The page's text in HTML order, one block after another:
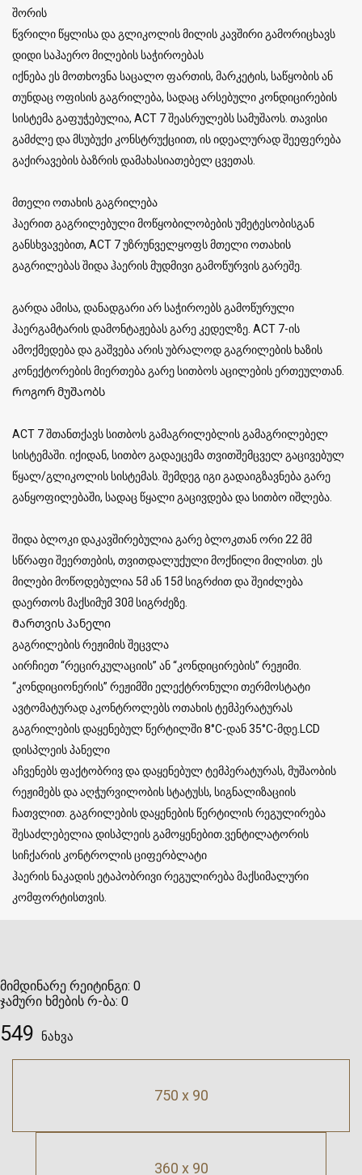
360 x 90
შორის
წვრილი წყლისა და გლიკოლის მილის კავშირი გამორიცხავს
დიდი საჰაერო მილების საჭიროებას
იქნება ეს მოთხოვნა საცალო ფართის, მარკეტის, საწყობის ან
თუნდაც ოფისის გაგრილება, სადაც არსებული კონდიცირების
სისტემა გაფუჭებულია, ACT 7 შეასრულებს სამუშაოს. თავისი
გამძლე და მსუბუქი კონსტრუქციით, ის იდეალურად შეეფერება
გაქირავების ბაზრის დამახასიათებელ ცვეთას.
მთელი ოთახის გაგრილება
ჰაერით გაგრილებული მოწყობილობების უმეტესობისგან
განსხვავებით, ACT 7 უზრუნველყოფს მთელი ოთახის
გაგრილებას შიდა ჰაერის მუდმივი გამოწურვის გარეშე.
გარდა ამისა, დანადგარი არ საჭიროებს გამოწურული
ჰაერგამტარის დამონტაჟებას გარე კედელზე. ACT 7-ის
ამოქმედება და გაშვება არის უბრალოდ გაგრილების ხაზის
კონექტორების მიერთება გარე სითბოს აცილების ერთეულთან.
Როგორ მუშაობს
ACT 7 შთანთქავს სითბოს გამაგრილებლის გამაგრილებელ
სისტემაში. იქიდან, სითბო გადაეცემა თვითშემცველ გაცივებულ
წყალ/გლიკოლის სისტემას. შემდეგ იგი გადაიგზავნება გარე
განყოფილებაში, სადაც წყალი გაცივდება და სითბო იშლება.
შიდა ბლოკი დაკავშირებულია გარე ბლოკთან ორი 22 მმ
სწრაფი შეერთების, თვითდალუქული მოქნილი მილისთ. ეს
მილები მოწოდებულია 5მ ან 15მ სიგრძით და შეიძლება
დაერთოს მაქსიმუმ 30მ სიგრძეზე.
Მართვის პანელი
გაგრილების რეჟიმის შეცვლა
აირჩიეთ “რეცირკულაციის” ან “კონდიცირების” რეჟიმი.
“კონდიციონერის” რეჟიმში ელექტრონული თერმოსტატი
ავტომატურად აკონტროლებს ოთახის ტემპერატურას
გაგრილების დაყენებულ წერტილში 8°C-დან 35°C-მდე.LCD
დისპლეის პანელი
აჩვენებს ფაქტობრივ და დაყენებულ ტემპერატურას, მუშაობის
რეჟიმებს და აღჭურვილობის სტატუსს, სიგნალიზაციის
ჩათვლით. გაგრილების დაყენების წერტილის რეგულირება
შესაძლებელია დისპლეის გამოყენებით.ვენტილატორის
სიჩქარის კონტროლის ციფერბლატი
ჰაერის ნაკადის ეტაპობრივი რეგულირება მაქსიმალური
კომფორტისთვის.
მიმდინარე რეიტინგი: 0
ჯამური ხმების რ-ბა: 0
549 ნახვა
750 x 90